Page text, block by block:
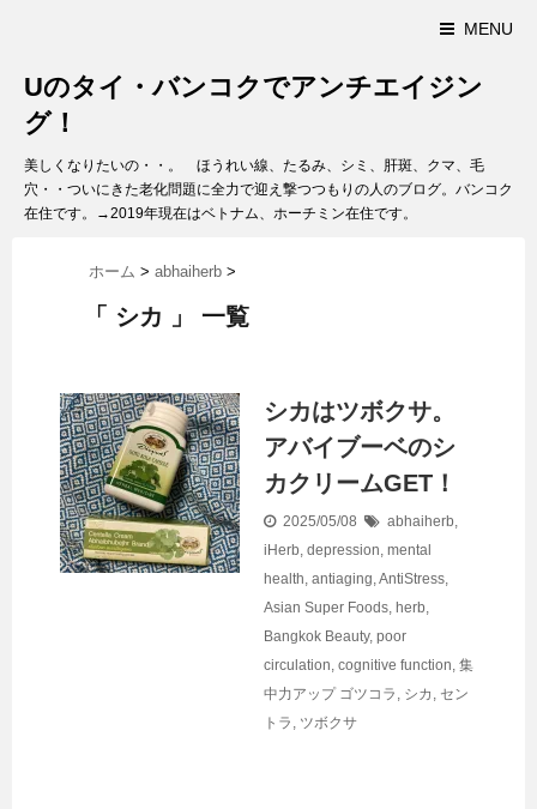
MENU
Uのタイ・バンコクでアンチエイジン
グ！
美しくなりたいの・・。 ほうれい線、たるみ、シミ、肝斑、クマ、毛
穴・・ついにきた老化問題に全力で迎え撃つつもりの人のブログ。バンコク
在住です。→2019年現在はベトナム、ホーチミン在住です。
ホーム > abhaiherb >
「 シカ 」 一覧
シカはツボクサ。
アバイブーベのシ
カクリームGET！
2025/05/08 abhaiherb,
iHerb, depression, mental
health, antiaging,AntiStress,
Asian Super Foods, herb,
Bangkok Beauty, poor
circulation, cognitive function, 集
中力アップ ゴツコラ , シカ , セン
トラ , ツボクサ